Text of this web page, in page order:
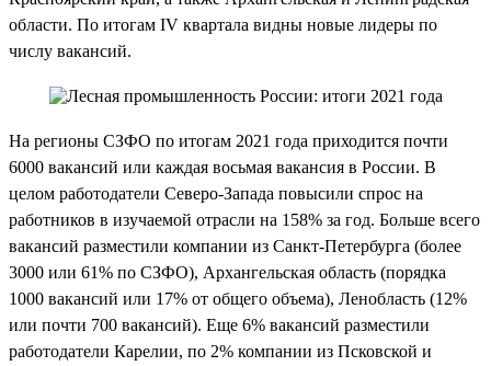
области. По итогам IV квартала видны новые лидеры по
числу вакансий.
На регионы СЗФО по итогам 2021 года приходится почти
6000 вакансий или каждая восьмая вакансия в России. В
целом работодатели Северо-Запада повысили спрос на
работников в изучаемой отрасли на 158% за год. Больше всего
вакансий разместили компании из Санкт-Петербурга (более
3000 или 61% по СЗФО), Архангельская область (порядка
1000 вакансий или 17% от общего объема), Ленобласть (12%
или почти 700 вакансий). Еще 6% вакансий разместили
работодатели Карелии, по 2% компании из Псковской и